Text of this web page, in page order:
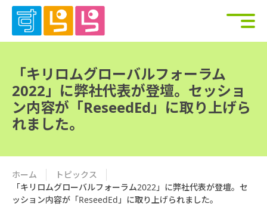
「キリロムグローバルフォーラム
2022」に弊社代表が登壇。セッショ
ン内容が「ReseedEd」に取り上げら
れました。
ホーム
トピックス
「キリロムグローバルフォーラム2022」に弊社代表が登壇。セ
ッション内容が「ReseedEd」に取り上げられました。